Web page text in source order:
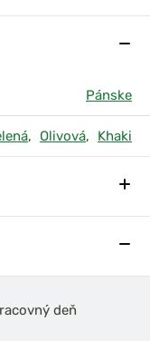
Pánske
, Olivová, Khaki
deň